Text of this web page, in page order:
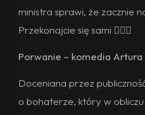
ministra sprawi, że zacznie
Przekonajcie się sami 👉🏻🎫
Porwanie – komedia Artura
Doceniana przez
o bohaterze, który w